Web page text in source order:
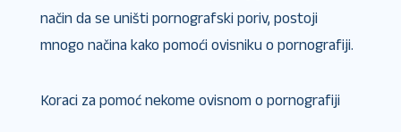
način da se uništi pornografski poriv, postoji
mnogo načina kako pomoći ovisniku o pornografiji.
Koraci za pomoć nekome ovisnom o pornografiji